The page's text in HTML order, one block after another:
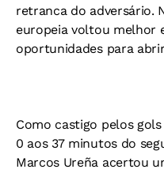
retranca do adversário.
europeia voltou melhor
oportunidades para
Como castigo pelos
0 aos 37 minutos do
Marcos Ureña acertou